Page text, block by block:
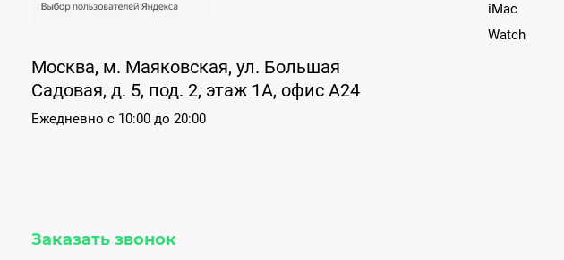
Москва, м. Маяковская, ул. Большая
Садовая, д. 5, под. 2, этаж 1А, офис А24
Ежедневно с 10:00 до 20:00
iMac
Watch
Заказать звонок